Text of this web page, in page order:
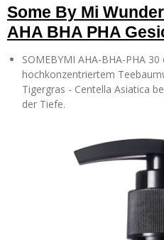
Some By Mi
AHA BHA PHA
SOMEBYMI AHA-BHA-PHA
hochkonzentriertem
Tigergras - Centella Asiatica
der Tiefe.